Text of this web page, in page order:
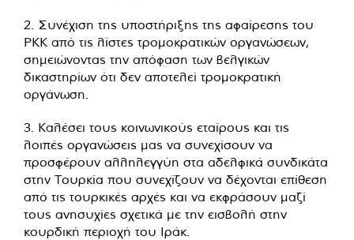
2. Συνέχιση της υποστήριξης της αφαίρεσης του
PKK από τις λίστες τρομοκρατικών οργανώσεων,
σημειώνοντας την απόφαση των βελγικών
δικαστηρίων ότι δεν αποτελεί τρομοκρατική
οργάνωση.
3. Καλέσει τους κοινωνικούς εταίρους και τις
λοιπές οργανώσεις μας να συνεχίσουν να
προσφέρουν αλληλεγγύη στα αδελφικά συνδικάτα
στην Τουρκία που συνεχίζουν να δέχονται επίθεση
από τις τουρκικές αρχές και να εκφράσουν μαζί
τους ανησυχίες σχετικά με την εισβολή στην
κουρδική περιοχή του Ιράκ.